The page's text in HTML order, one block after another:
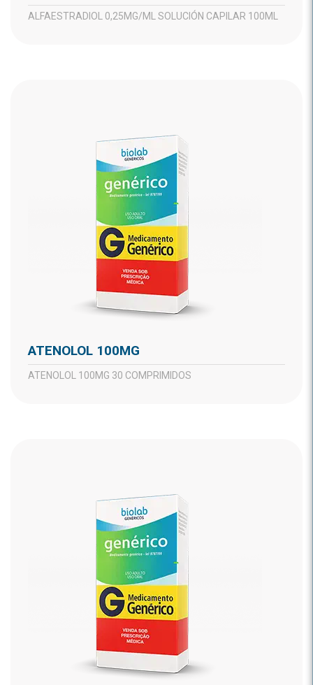
ALFAESTRADIOL 0,25MG/ML SOLUCIÓN CAPILAR 100ML
ATENOLOL 100MG
ATENOLOL 100MG 30 COMPRIMIDOS